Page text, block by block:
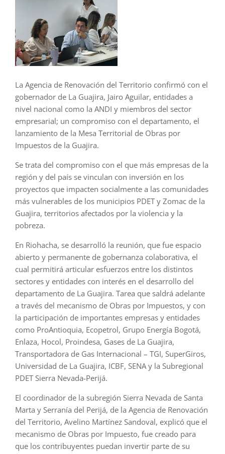
La Agencia de Renovación del Territorio confirmó con el
gobernador de La Guajira, Jairo Aguilar, entidades a
nivel nacional como la ANDI y miembros del sector
empresarial; un compromiso con el departamento, el
lanzamiento de la Mesa Territorial de Obras por
Impuestos de la Guajira.
Se trata del compromiso con el que más empresas de la
región y del país se vinculan con inversión en los
proyectos que impacten socialmente a las comunidades
más vulnerables de los municipios PDET y Zomac de la
Guajira, territorios afectados por la violencia y la
pobreza.
En Riohacha, se desarrolló la reunión, que fue espacio
abierto y permanente de gobernanza colaborativa, el
cual permitirá articular esfuerzos entre los distintos
sectores y entidades con interés en el desarrollo del
departamento de La Guajira. Tarea que saldrá adelante
a través del mecanismo de Obras por Impuestos, y con
la participación de importantes empresas y entidades
como ProAntioquia, Ecopetrol, Grupo Energía Bogotá,
Enlaza, Hocol, Proindesa, Gases de La Guajira,
Transportadora de Gas Internacional – TGI, SuperGiros,
Universidad de La Guajira, ICBF, SENA y la Subregional
PDET Sierra Nevada-Perijá.
El coordinador de la subregión Sierra Nevada de Santa
Marta y Serranía del Perijá, de la Agencia de Renovación
del Territorio, Avelino Martínez Sandoval, explicó que el
mecanismo de Obras por Impuesto, fue creado para
que los contribuyentes puedan invertir parte de su